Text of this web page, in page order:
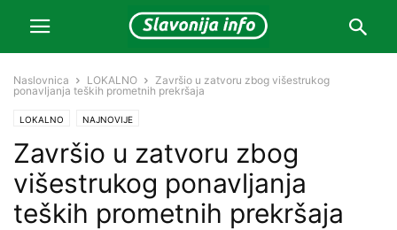
Naslovnica LOKALNO
Završio u zatvoru zbog višestrukog
ponavljanja teških prometnih prekršaja
LOKALNO NAJNOVIJE
Završio u zatvoru zbog
višestrukog ponavljanja
teških prometnih prekršaja